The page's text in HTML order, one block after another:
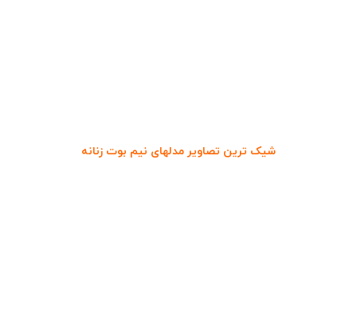
شیک ترین تصاویر مدلهای نیم بوت زنانه